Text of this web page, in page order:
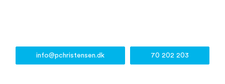
info@pchristensen.dk 70 202 203